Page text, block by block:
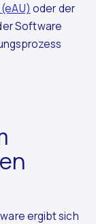
oder der
Software
ergibt sich